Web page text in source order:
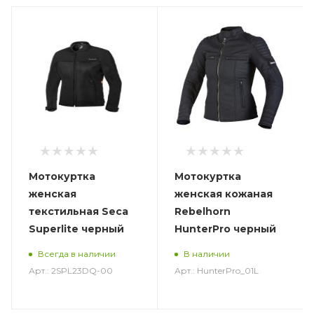
Мотокуртка
женская
текстильная Seca
Superlite черный
Всегда в наличии
Арт.: 2SPL23DQ-00
Мотокуртка
женская кожаная
Rebelhorn
HunterPro черный
В наличии
Арт.: HunterPro_01L